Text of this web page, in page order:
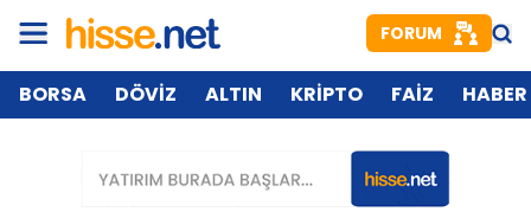
FORUM
BORSA DÖVİZ ALTIN KRİPTO FAİZ HABER